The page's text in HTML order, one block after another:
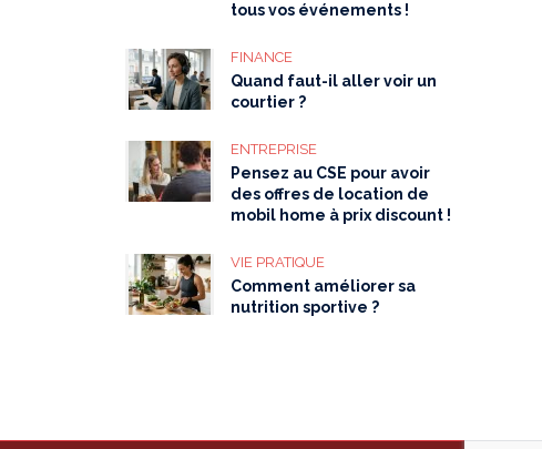
tous vos événements !
FINANCE
Quand faut-il aller voir un
courtier ?
ENTREPRISE
Pensez au CSE pour avoir
des offres de location de
mobil home à prix discount !
VIE PRATIQUE
Comment améliorer sa
nutrition sportive ?